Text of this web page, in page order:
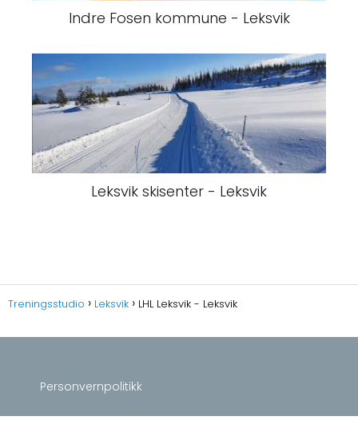
Indre Fosen kommune - Leksvik
Leksvik skisenter - Leksvik
Treningsstudio Leksvik LHL Leksvik - Leksvik
Personvernpolitikk